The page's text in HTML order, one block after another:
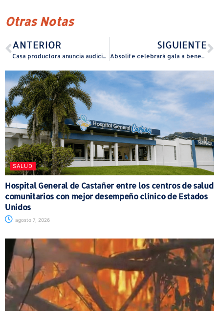
Otras Notas
ANTERIOR
Casa productora anuncia audiciones para el musical Chorus Line
SIGUIENTE
Absolife celebrará gala a beneficio de pacientes con diabetes
SALUD
Hospital General de Castañer entre los centros de salud
comunitarios con mejor desempeño clínico de Estados
Unidos
agosto 7, 2026